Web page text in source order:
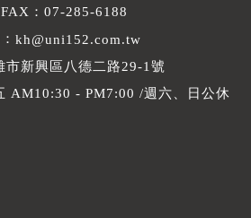
：07-285-6188
kh@uni152.com.tw
市新興區八德二路29-1號
AM10:30 - PM7:00 /週六、日公休